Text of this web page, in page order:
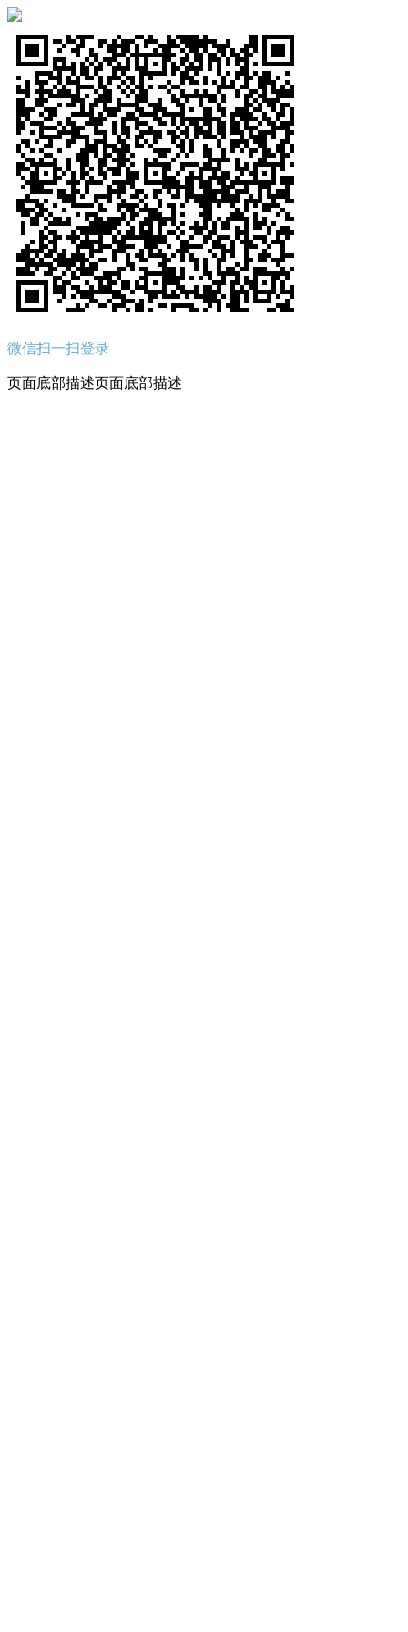
微信扫一扫登录
页面底部描述页面底部描述